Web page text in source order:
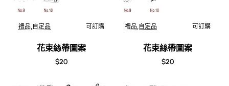
禮品,自定品 可訂購
花束絲帶圖案
$20
禮品,自定品 可訂購
花束絲帶圖案
$20